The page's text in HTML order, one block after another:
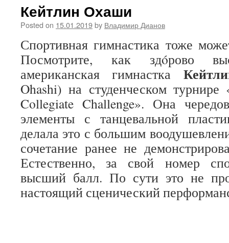
Кейтлин Охаши
Posted on 15.01.2019by Владимир Дианов
Спортивная гимнастика тоже
Посмотрите, как здóрово
американская гимнастка
Ohashi) на студенческом
Collegiate Challenge». Она
элементы с танцевальной
делала это с большим
сочетание ранее не
Естественно, за свой номер
высший балл. По сути это не
настоящий сценический